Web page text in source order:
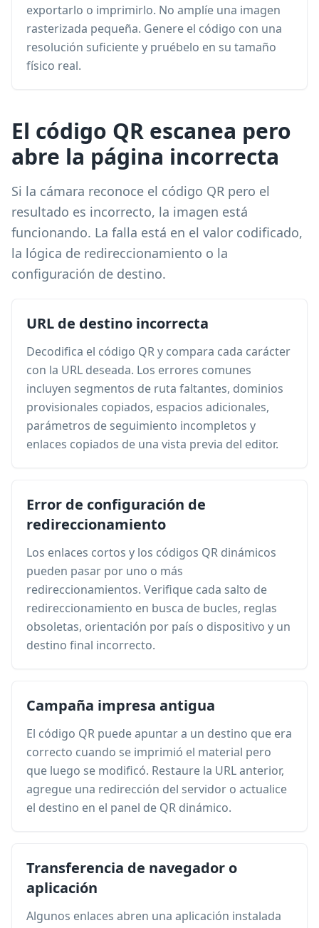
exportarlo o imprimirlo. No amplíe una imagen
rasterizada pequeña. Genere el código con una
resolución suficiente y pruébelo en su tamaño
físico real.
El código QR escanea pero
abre la página incorrecta
Si la cámara reconoce el código QR pero el
resultado es incorrecto, la imagen está
funcionando. La falla está en el valor codificado,
la lógica de redireccionamiento o la
configuración de destino.
URL de destino incorrecta
Decodifica el código QR y compara cada carácter
con la URL deseada. Los errores comunes
incluyen segmentos de ruta faltantes, dominios
provisionales copiados, espacios adicionales,
parámetros de seguimiento incompletos y
enlaces copiados de una vista previa del editor.
Error de configuración de
redireccionamiento
Los enlaces cortos y los códigos QR dinámicos
pueden pasar por uno o más
redireccionamientos. Verifique cada salto de
redireccionamiento en busca de bucles, reglas
obsoletas, orientación por país o dispositivo y un
destino final incorrecto.
Campaña impresa antigua
El código QR puede apuntar a un destino que era
correcto cuando se imprimió el material pero
que luego se modificó. Restaure la URL anterior,
agregue una redirección del servidor o actualice
el destino en el panel de QR dinámico.
Transferencia de navegador o
aplicación
Algunos enlaces abren una aplicación instalada